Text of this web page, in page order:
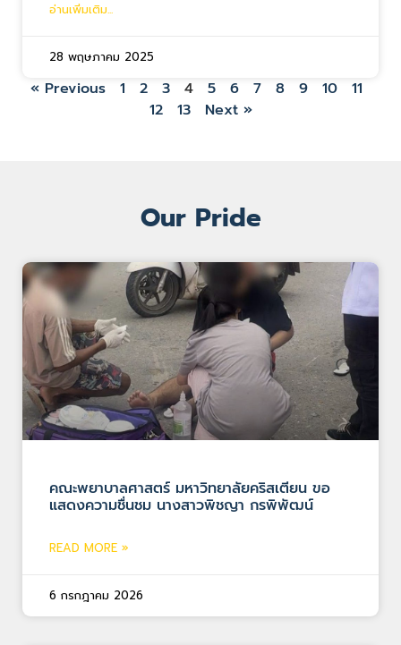
อ่านเพิ่มเติม...
28 พฤษภาคม 2025
« Previous 1 2 3 4 5 6 7 8 9 10
11
12
13 Next »
Our Pride
คณะพยาบาลศาสตร์ มหาวิทยาลัยคริสเตียน ขอ
แสดงความชื่นชม นางสาวพิชญา กรพิพัฒน์
READ MORE »
6 กรกฎาคม 2026